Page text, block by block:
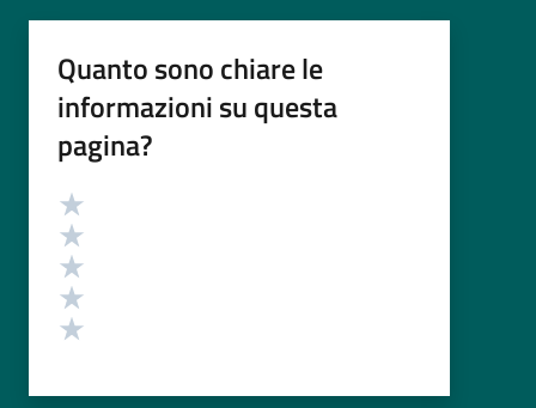
Quanto sono chiare le
informazioni su questa
pagina?
Valutazione